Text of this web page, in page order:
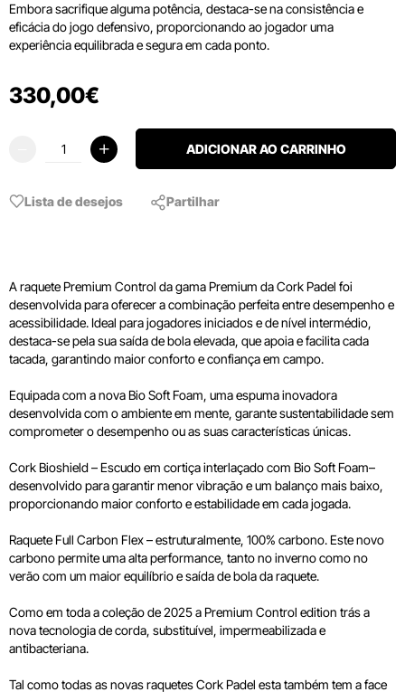
Embora sacrifique alguma potência, destaca-se na consistência e
eficácia do jogo defensivo, proporcionando ao jogador uma
experiência equilibrada e segura em cada ponto.
330,00€
ADICIONAR AO CARRINHO
Lista de desejos Partilhar
A raquete Premium Control da gama Premium da Cork Padel foi
desenvolvida para oferecer a combinação perfeita entre desempenho e
acessibilidade. Ideal para jogadores iniciados e de nível intermédio,
destaca-se pela sua saída de bola elevada, que apoia e facilita cada
tacada, garantindo maior conforto e confiança em campo.
Equipada com a nova Bio Soft Foam, uma espuma inovadora
desenvolvida com o ambiente em mente, garante sustentabilidade sem
comprometer o desempenho ou as suas características únicas.
Cork Bioshield – Escudo em cortiça interlaçado com Bio Soft Foam–
desenvolvido para garantir menor vibração e um balanço mais baixo,
proporcionando maior conforto e estabilidade em cada jogada.
Raquete Full Carbon Flex – estruturalmente, 100% carbono. Este novo
carbono permite uma alta performance, tanto no inverno como no
verão com um maior equilíbrio e saída de bola da raquete.
Como em toda a coleção de 2025 a Premium Control edition trás a
nova tecnologia de corda, substituível, impermeabilizada e
antibacteriana.
Tal como todas as novas raquetes Cork Padel esta também tem a face